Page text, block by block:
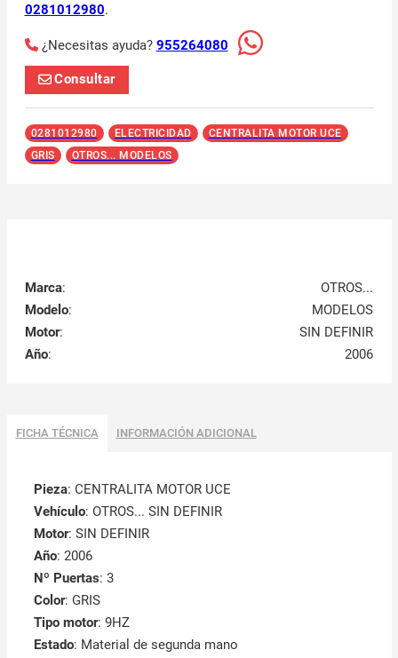
0281012980.
¿Necesitas ayuda? 955264080
Consultar
0281012980 ELECTRICIDAD
CENTRALITA MOTOR UCE
GRIS
OTROS... MODELOS
Marca:
OTROS...
Modelo:
MODELOS
Motor:
SIN DEFINIR
Año: 2006
FICHA TÉCNICA INFORMACIÓN ADICIONAL
Pieza: CENTRALITA MOTOR UCE
Vehículo: OTROS... SIN DEFINIR
Motor: SIN DEFINIR
Año: 2006
Nº Puertas: 3
Color: GRIS
Tipo motor: 9HZ
Estado: Material de segunda mano